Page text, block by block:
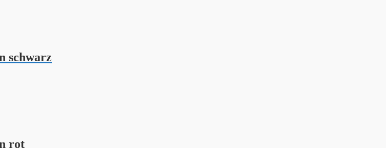
schwarz
rot